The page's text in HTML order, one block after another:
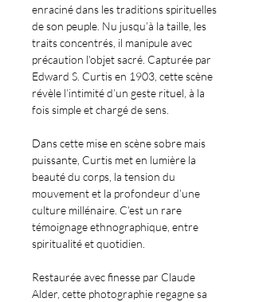
enraciné dans les traditions spirituelles
de son peuple. Nu jusqu’à la taille, les
traits concentrés, il manipule avec
précaution l’objet sacré. Capturée par
Edward S. Curtis en 1903, cette scène
révèle l’intimité d’un geste rituel, à la
fois simple et chargé de sens.
Dans cette mise en scène sobre mais
puissante, Curtis met en lumière la
beauté du corps, la tension du
mouvement et la profondeur d’une
culture millénaire. C’est un rare
témoignage ethnographique, entre
spiritualité et quotidien.
Restaurée avec finesse par Claude
Alder, cette photographie regagne sa